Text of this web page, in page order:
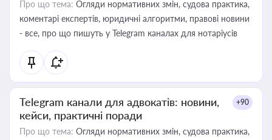
Про що тема: Огляди нормативних змін, судова практика,
коментарі експертів, юридичні алгоритми, правові новини
- все, про що пишуть у Telegram каналах для нотаріусів
Telegram канали для адвокатів: новини,
кейси, практичні поради
+90
Про що тема: Огляди нормативних змін, судова практика,